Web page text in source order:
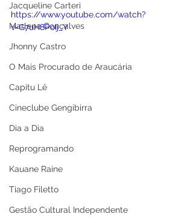
Jacqueline Carteri
Marlene Gonçalves
Jhonny Castro
O Mais Procurado de Araucária
Capitu Lê
Cineclube Gengibirra
Dia a Dia
Reprogramando
Kauane Raine
Tiago Filetto
Gestão Cultural Independente
https://www.youtube.com/watch?
v=G7uH8PoIj_Y